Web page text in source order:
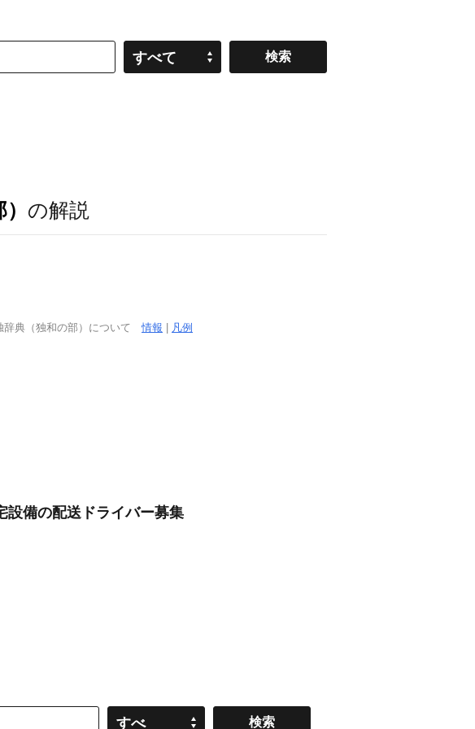
すべて
の解説
辞典（独和の部）について情報 凡例
設備の配送ドライバー募集
すべ